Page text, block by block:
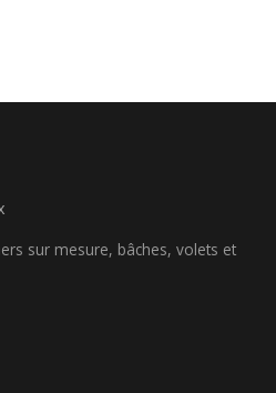
sur mesure, bâches, volets et